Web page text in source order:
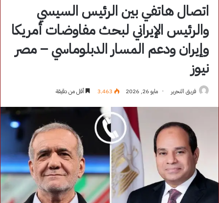
اتصال هاتفي بين الرئيس السيسي
والرئيس الإيراني لبحث مفاوضات أمريكا
وإيران ودعم المسار الدبلوماسي – مصر
نيوز
فريق التحرير مايو 26, 2026 3٬463 أقل من دقيقة